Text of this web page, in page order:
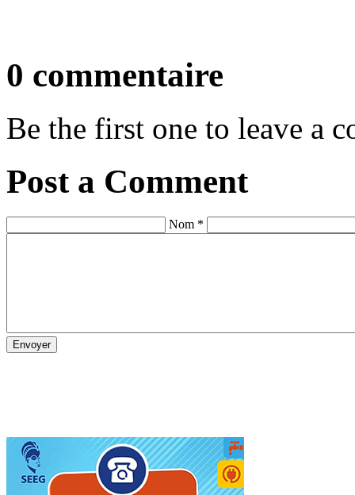
0 commentaire
Be the first one to leave a
Post a Comment
Nom *